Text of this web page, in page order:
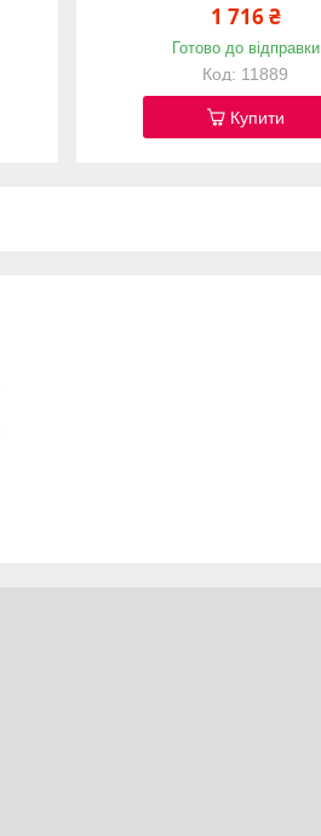
1 716 ₴
Готово до відправки
11889
Купити